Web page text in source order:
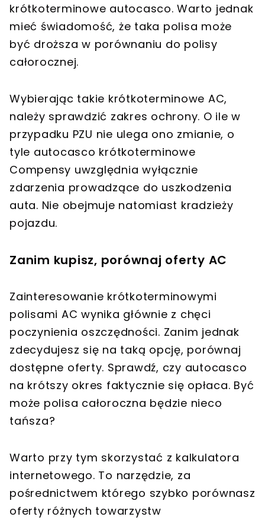
krótkoterminowe autocasco. Warto jednak
mieć świadomość, że taka polisa może
być droższa w porównaniu do polisy
całorocznej.
Wybierając takie krótkoterminowe AC,
należy sprawdzić zakres ochrony. O ile w
przypadku PZU nie ulega ono zmianie, o
tyle autocasco krótkoterminowe
Compensy uwzględnia wyłącznie
zdarzenia prowadzące do uszkodzenia
auta. Nie obejmuje natomiast kradzieży
pojazdu.
Zanim kupisz, porównaj oferty AC
Zainteresowanie krótkoterminowymi
polisami AC wynika głównie z chęci
poczynienia oszczędności. Zanim jednak
zdecydujesz się na taką opcję, porównaj
dostępne oferty. Sprawdź, czy autocasco
na krótszy okres faktycznie się opłaca. Być
może polisa całoroczna będzie nieco
tańsza?
Warto przy tym skorzystać z kalkulatora
internetowego. To narzędzie, za
pośrednictwem którego szybko porównasz
oferty różnych towarzystw